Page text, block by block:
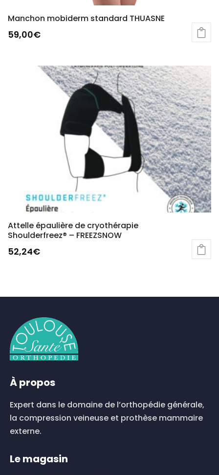
Manchon mobiderm standard THUASNE
59,00€
produit
Attelle épaulière de cryothérapie
Shoulderfreez® – FREEZSNOW
52,24€
À propos
Expert dans le domaine de l’orthopédie générale,
la compression veineuse et prothèse mammaire
externe.
Le magasin